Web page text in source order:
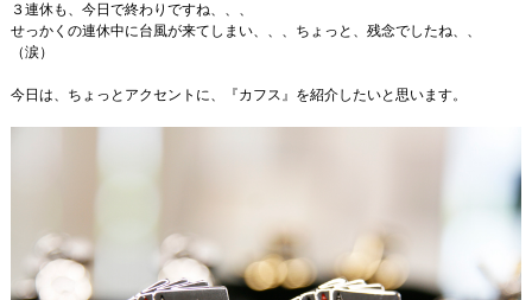
３連休も、今日で終わりですね、、、
せっかくの連休中に台風が来てしまい、、、ちょっと、残念でしたね、、
（涙）
今日は、ちょっとアクセントに、『カフス』を紹介したいと思います。